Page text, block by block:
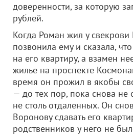
доверенности, за которую
рублей.
Когда Роман жил у
позвонила ему и сказала,
на его квартиру, а взамен
жилье на проспекте
время он прожил в якобы
— до тех пор, пока снова не
не столь отдаленных. Он
Воронову сдавать его
родственников у него не